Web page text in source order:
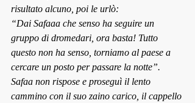
risultato alcuno, poi le urlò:
“Dai Safaaa che senso ha seguire un
gruppo di dromedari, ora basta! Tutto
questo non ha senso, torniamo al paese a
cercare un posto per passare la notte”.
Safaa non rispose e proseguì il lento
cammino con il suo zaino carico, il cappello